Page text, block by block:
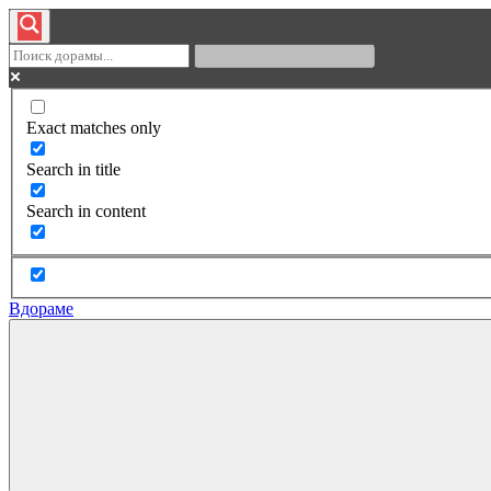
Exact matches only
Search in title
Search in content
Вдораме